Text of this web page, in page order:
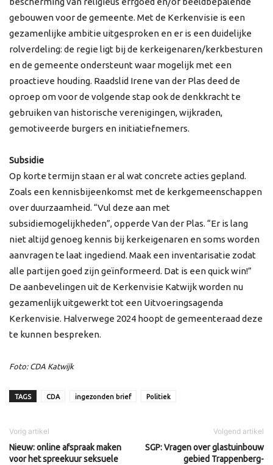
gebouwen voor de gemeente. Met de Kerkenvisie is een
gezamenlijke ambitie uitgesproken en er is een duidelijke
rolverdeling: de regie ligt bij de kerkeigenaren/kerkbesturen
en de gemeente ondersteunt waar mogelijk met een
proactieve houding. Raadslid Irene van der Plas deed de
oproep om voor de volgende stap ook de denkkracht te
gebruiken van historische verenigingen, wijkraden,
gemotiveerde burgers en initiatiefnemers.
Subsidie
Op korte termijn staan er al wat concrete acties gepland.
Zoals een kennisbijeenkomst met de kerkgemeenschappen
over duurzaamheid. “Vul deze aan met
subsidiemogelijkheden”, opperde Van der Plas. “Er is lang
niet altijd genoeg kennis bij kerkeigenaren en soms worden
aanvragen te laat ingediend. Maak een inventarisatie zodat
alle partijen goed zijn geïnformeerd. Dat is een quick win!”
De aanbevelingen uit de Kerkenvisie Katwijk worden nu
gezamenlijk uitgewerkt tot een Uitvoeringsagenda
Kerkenvisie. Halverwege 2024 hoopt de gemeenteraad deze
te kunnen bespreken.
Foto: CDA Katwijk
TAGS CDA ingezonden brief Politiek
Vorig artikel
Nieuw: online afspraak maken
voor het spreekuur seksuele
Volgend artikel
SGP: Vragen over glastuinbouw
gebied Trappenberg-